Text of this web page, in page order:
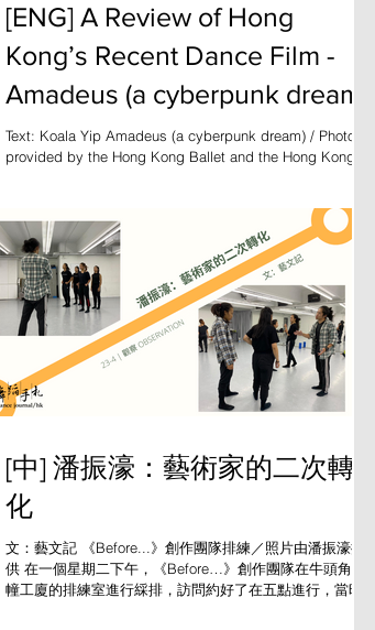
[ENG] A Review of Hong
Kong’s Recent Dance Film -
Amadeus (a cyberpunk dream)
Text: Koala Yip Amadeus (a cyberpunk dream) / Photo
provided by the Hong Kong Ballet and the Hong Kong
[中] 潘振濠：藝術家的二次轉
化
文：藝文記 《Before...》創作團隊排練／照片由潘振濠提
供 在一個星期二下午，《Before…》創作團隊在牛頭角一
幢工廈的排練室進行綵排，訪問約好了在五點進行，當時團